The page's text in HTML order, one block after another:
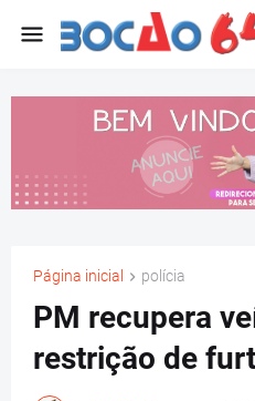
Página inicial polícia
PM recupera
restrição de